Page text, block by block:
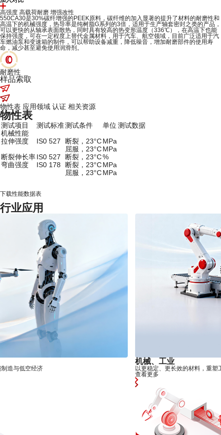
高强度 高载荷耐磨 增强改性
550CA30是30%碳纤增强的PEEK原料，碳纤维的加入显著的提升了材料的耐磨性和
高温下的机械强度，热导率是纯树脂G系列的3倍，适用于生产轴套密封之类的产品，
可以更快的从轴承表面散热，同时具有较高的热变形温度（336℃），在高温下也能
保持强度，可在一定程度上替代金属材料，用于汽车、航空领域，目前广泛适用于汽
车燃油泵和变速箱的制件，可以帮助设备减重，降低噪音，增加耐磨部件的使用寿
命，减少甚至避免使用润滑剂。
耐磨性
样品索取
物性表 应用领域 认证 相关资源
物性表
测试项目 测试标准测试条件 单位 测试数据
机械性能
拉伸强度
IS0 527 断裂，23°CMPa
屈服，23°CMPa
断裂伸长率IS0 527 断裂，23°C%
弯曲强度
IS0 178 断裂，23°CMPa
屈服，23°CMPa
下载性能数据表
行业应用
以更稳定、更长效的材料，重塑工业机械与生产力